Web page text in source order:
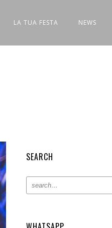
LA TUA FESTA NEWS
SEARCH